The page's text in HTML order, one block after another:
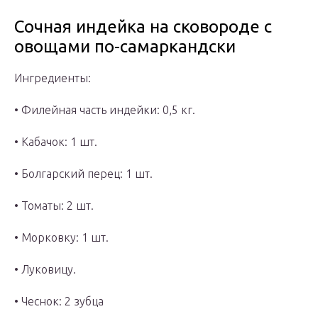
Сочная индейка на сковороде с
овощами по-самаркандски
Ингредиенты:
• Филейная часть индейки: 0,5 кг.
• Кабачок: 1 шт.
• Болгарский перец: 1 шт.
• Томаты: 2 шт.
• Морковку: 1 шт.
• Луковицу.
• Чеснок: 2 зубца